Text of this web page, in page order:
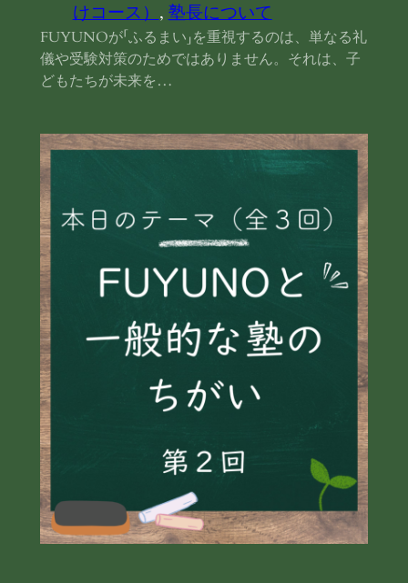
けコース）, 塾長について
FUYUNOが「ふるまい」を重視するのは、単なる礼
儀や受験対策のためではありません。それは、子
どもたちが未来を…